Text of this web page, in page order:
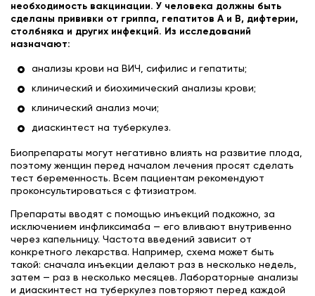
необходимость вакцинации. У человека должны быть
сделаны прививки от гриппа, гепатитов А и В, дифтерии,
столбняка и других инфекций. Из исследований
назначают:
анализы крови на ВИЧ, сифилис и гепатиты;
клинический и биохимический анализы крови;
клинический анализ мочи;
диаскинтест на туберкулез.
Биопрепараты могут негативно влиять на развитие плода,
поэтому женщин перед началом лечения просят сделать
тест беременность. Всем пациентам рекомендуют
проконсультироваться с фтизиатром.
Препараты вводят с помощью инъекций подкожно, за
исключением инфликсимаба — его вливают внутривенно
через капельницу. Частота введений зависит от
конкретного лекарства. Например, схема может быть
такой: сначала инъекции делают раз в несколько недель,
затем — раз в несколько месяцев. Лабораторные анализы
и диаскинтест на туберкулез повторяют перед каждой